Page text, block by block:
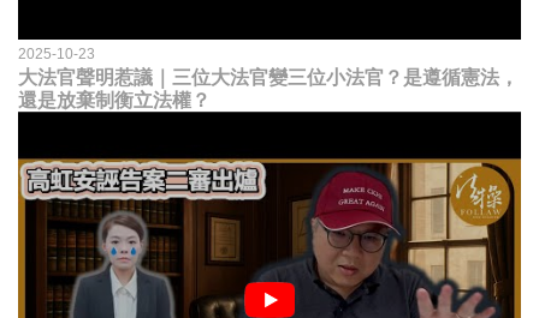
2025-10-23
大法官聲明惹議｜三位大法官變三位小法官？是遵循憲法，
還是放棄制衡立法權？